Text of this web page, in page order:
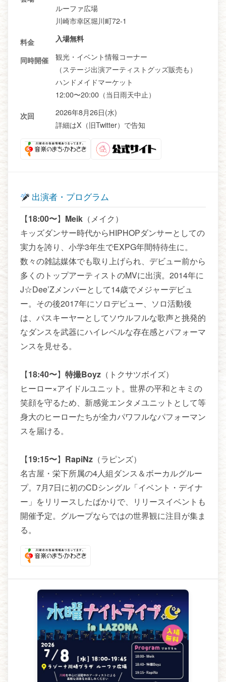
ルーファ広場
川崎市幸区堀川町72-1
料金 入場無料
同時開催
観光・イベント情報コーナー
（ステージ出演アーティストグッズ販売も）
ハンドメイドマーケット
12:00〜20:00（当日雨天中止）
次回
2026年8月26日(水)
詳細はX（旧Twitter）で告知
出演者・プログラム
【18:00〜】 Meik （メイク）
キッズダンサー時代からHIPHOPダンサーとしての
実力を誇り、小学3年生でEXPG年間特待生に。
数々の雑誌媒体でも取り上げられ、デビュー前から
多くのトップアーティストのMVに出演。2014年に
J☆Dee’Zメンバーとして14歳でメジャーデビュ
ー。その後2017年にソロデビュー、ソロ活動後
は、パスキーヤーとしてソウルフルな歌声と挑発的
なダンスを武器にハイレベルな存在感とパフォーマ
ンスを見せる。
【18:40〜】 特撮Boyz （トクサツボイズ）
ヒーロー×アイドルユニット。世界の平和とキミの
笑顔を守るため、新感覚エンタメユニットとして等
身大のヒーローたちが全力パワフルなパフォーマン
スを届ける。
【19:15〜】 RapiNz （ラピンズ）
名古屋・栄下所属の4人組ダンス＆ボーカルグルー
プ。7月7日に初のCDシングル「イベント・デイナ
ー」をリリースしたばかりで、リリースイベントも
開催予定。グループならではの世界観に注目が集ま
る。